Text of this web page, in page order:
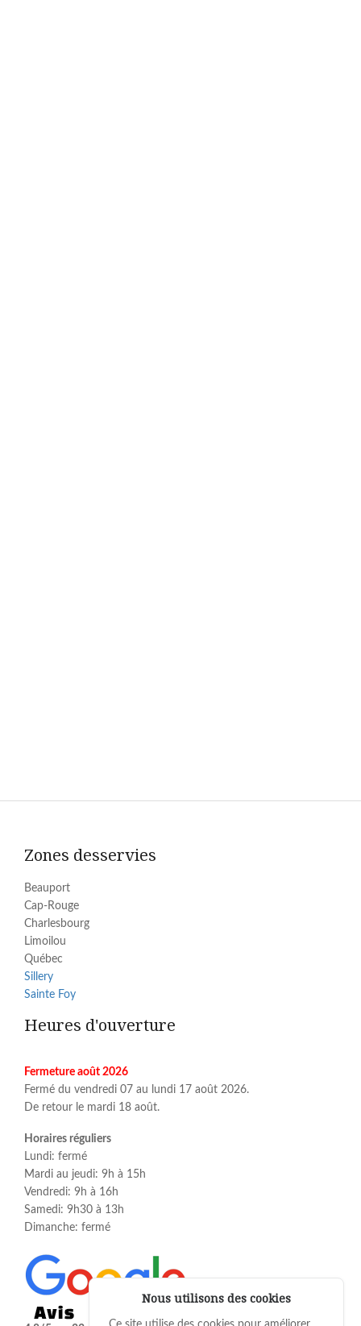
Zones desservies
Beauport
Cap-Rouge
Charlesbourg
Limoilou
Québec
Sillery
Sainte Foy
Heures d'ouverture
Fermeture août 2026
Fermé du vendredi 07 au lundi 17 août 2026.
De retour le mardi 18 août.
Horaires réguliers
Lundi: fermé
Mardi au jeudi: 9h à 15h
Vendredi: 9h à 16h
Samedi: 9h30 à 13h
Dimanche: fermé
Nous utilisons des cookies